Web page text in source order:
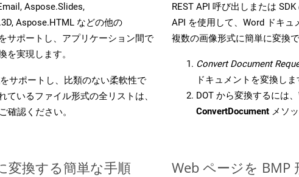
Aspose.Slides,
Aspose.HTML などの他の
サポートし、アプリケーション間で
を実現します。
サポートし、比類のない柔軟性で
いるファイル形式の全リストは、
確認ください。
REST API 呼び出しまたは
API を使用して、Word ドキュ
複数の画像形式に簡単に変換で
Convert Document
ドキュメントを変換しま
DOT から変換するには
ConvertDocument メソ
変換する簡単な手順 Web ページを BMP